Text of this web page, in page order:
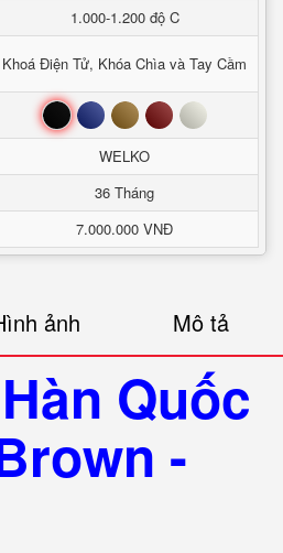
1.000-1.200 độ C
Khoá Điện Tử, Khóa Chìa và Tay Cầm
Đen Xanh Nâu Đỏ Trắng
WELKO
36 Tháng
7.000.000 VNĐ
ảnh Mô tả
Quốc
-